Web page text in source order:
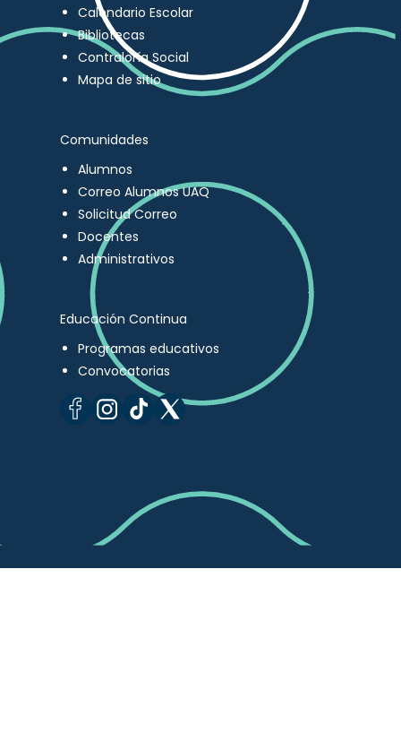
Calendario Escolar
Bibliotecas
Contraloría Social
Mapa de sitio
Comunidades
Alumnos
Correo Alumnos UAQ
Solicitud Correo
Docentes
Administrativos
Educación Continua
Programas educativos
Convocatorias